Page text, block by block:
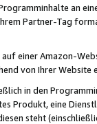
an
Partner-Tag
einer Amazon-
von Ihrer
in den
Produkt, eine
steht